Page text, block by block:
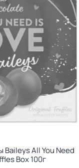
All You Need
Box 100г